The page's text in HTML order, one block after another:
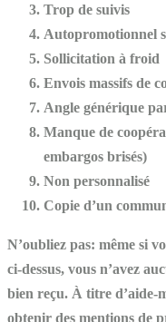
Trop de suivis
Autopromotionnel
Sollicitation à froid
Envois massifs de
Angle générique
Manque de
embargos brisés)
Non personnalisé
Copie d’un
N’oubliez pas: même si
ci-dessus, vous n’avez
bien reçu. À titre d’aide-
obtenir des mentions de